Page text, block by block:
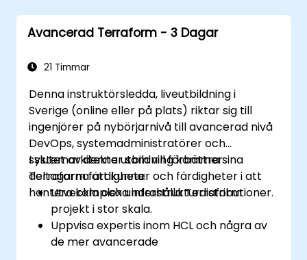
Avancerad Terraform - 3 Dagar
21 Timmar
Denna instruktörsledda, liveutbildning i
Sverige (online eller på plats) riktar sig till
ingenjörer på nybörjarnivå till avancerad nivå
DevOps, systemadministratörer och
systemarkitekter som vill förbättra sina
Terraform färdigheter och färdigheter i att
hantera komplexa infrastrukturdistributioner.
I slutet av denna utbildning kommer
deltagarna att kunna:
Utveckla och underhålla Terraform
projekt i stor skala.
Uppvisa expertis inom HCL och några av
de mer avancerade